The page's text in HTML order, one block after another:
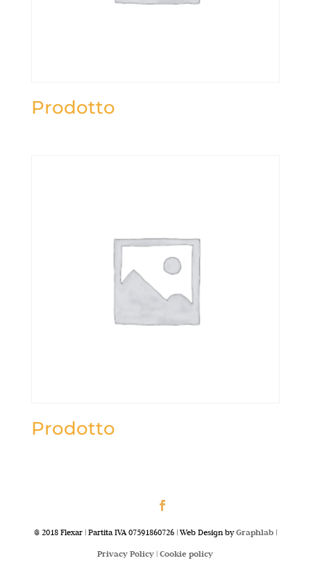
Prodotto
Prodotto
@ 2018 Flexar | Partita IVA 07591860726 | Web Design byGraphlab|
Privacy Policy |Cookie policy